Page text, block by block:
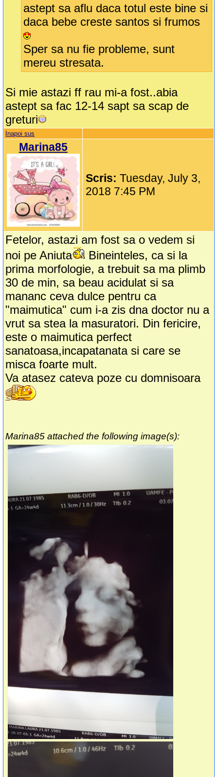
astept sa aflu daca totul este bine si
daca bebe creste santos si frumos
Sper sa nu fie probleme, sunt
mereu stresata.
Si mie astazi ff rau mi-a fost..abia
astept sa fac 12-14 sapt sa scap de
greturi
Inapoi sus
Marina85
Scris:Tuesday, July 3,
2018 7:45 PM
Fetelor, astazi am fost sa o vedem si
noi pe Aniuta
Bineinteles, ca si la
prima morfologie, a trebuit sa ma plimb
30 de min, sa beau acidulat si sa
mananc ceva dulce pentru ca
"maimutica" cum i-a zis dna doctor nu a
vrut sa stea la masuratori. Din fericire,
este o maimutica perfect
sanatoasa,incapatanata si care se
misca foarte mult.
Va atasez cateva poze cu domnisoara
Marina85 attached the following image(s):